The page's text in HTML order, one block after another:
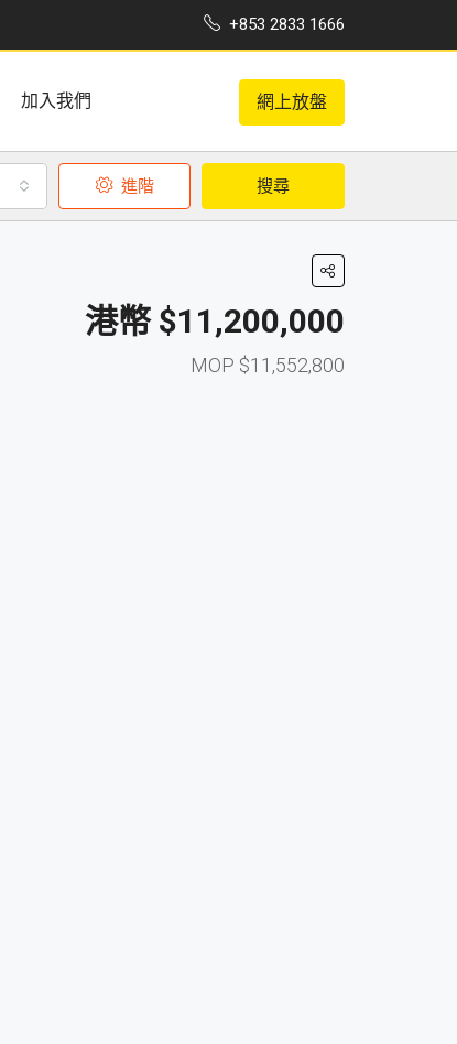
+853 2833 1666
加入我們 網上放盤
進階 搜尋
$11,200,000
$11,552,800